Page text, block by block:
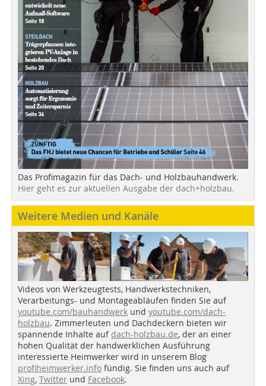
Das Profimagazin für das Dach- und Holzbauhandwerk.
Hier geht es zur aktuellen Ausgabe der dach+holzbau.
Weitere Medien und Kanäle
Videos von Werkzeugtests, Handwerkstechniken,
Verarbeitungs- und Montageabläufen finden Sie auf
youtube.com/bauhandwerk und youtube.com/dach-
holzbau. Zimmerleuten und Dachdeckern bieten wir
spannende Inhalte auf dach-holzbau.de, der an einer
hohen Qualität der handwerklichen Ausführung
interessierte Heimwerker wird in unserem Blog
profiheimwerker.info fündig. Sie finden uns auch auf
Xing, Twitter und Facebook.